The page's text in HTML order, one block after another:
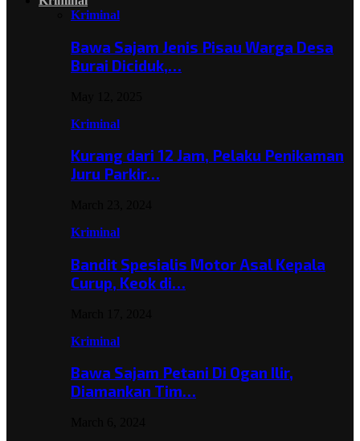
Kriminal
Bawa Sajam Jenis Pisau Warga Desa
Burai Diciduk,…
Kriminal
Kurang dari 12 Jam, Pelaku Penikaman
Juru Parkir…
Kriminal
Bandit Spesialis Motor Asal Kepala
Curup, Keok di…
Kriminal
Bawa Sajam Petani Di Ogan Ilir,
Diamankan Tim…